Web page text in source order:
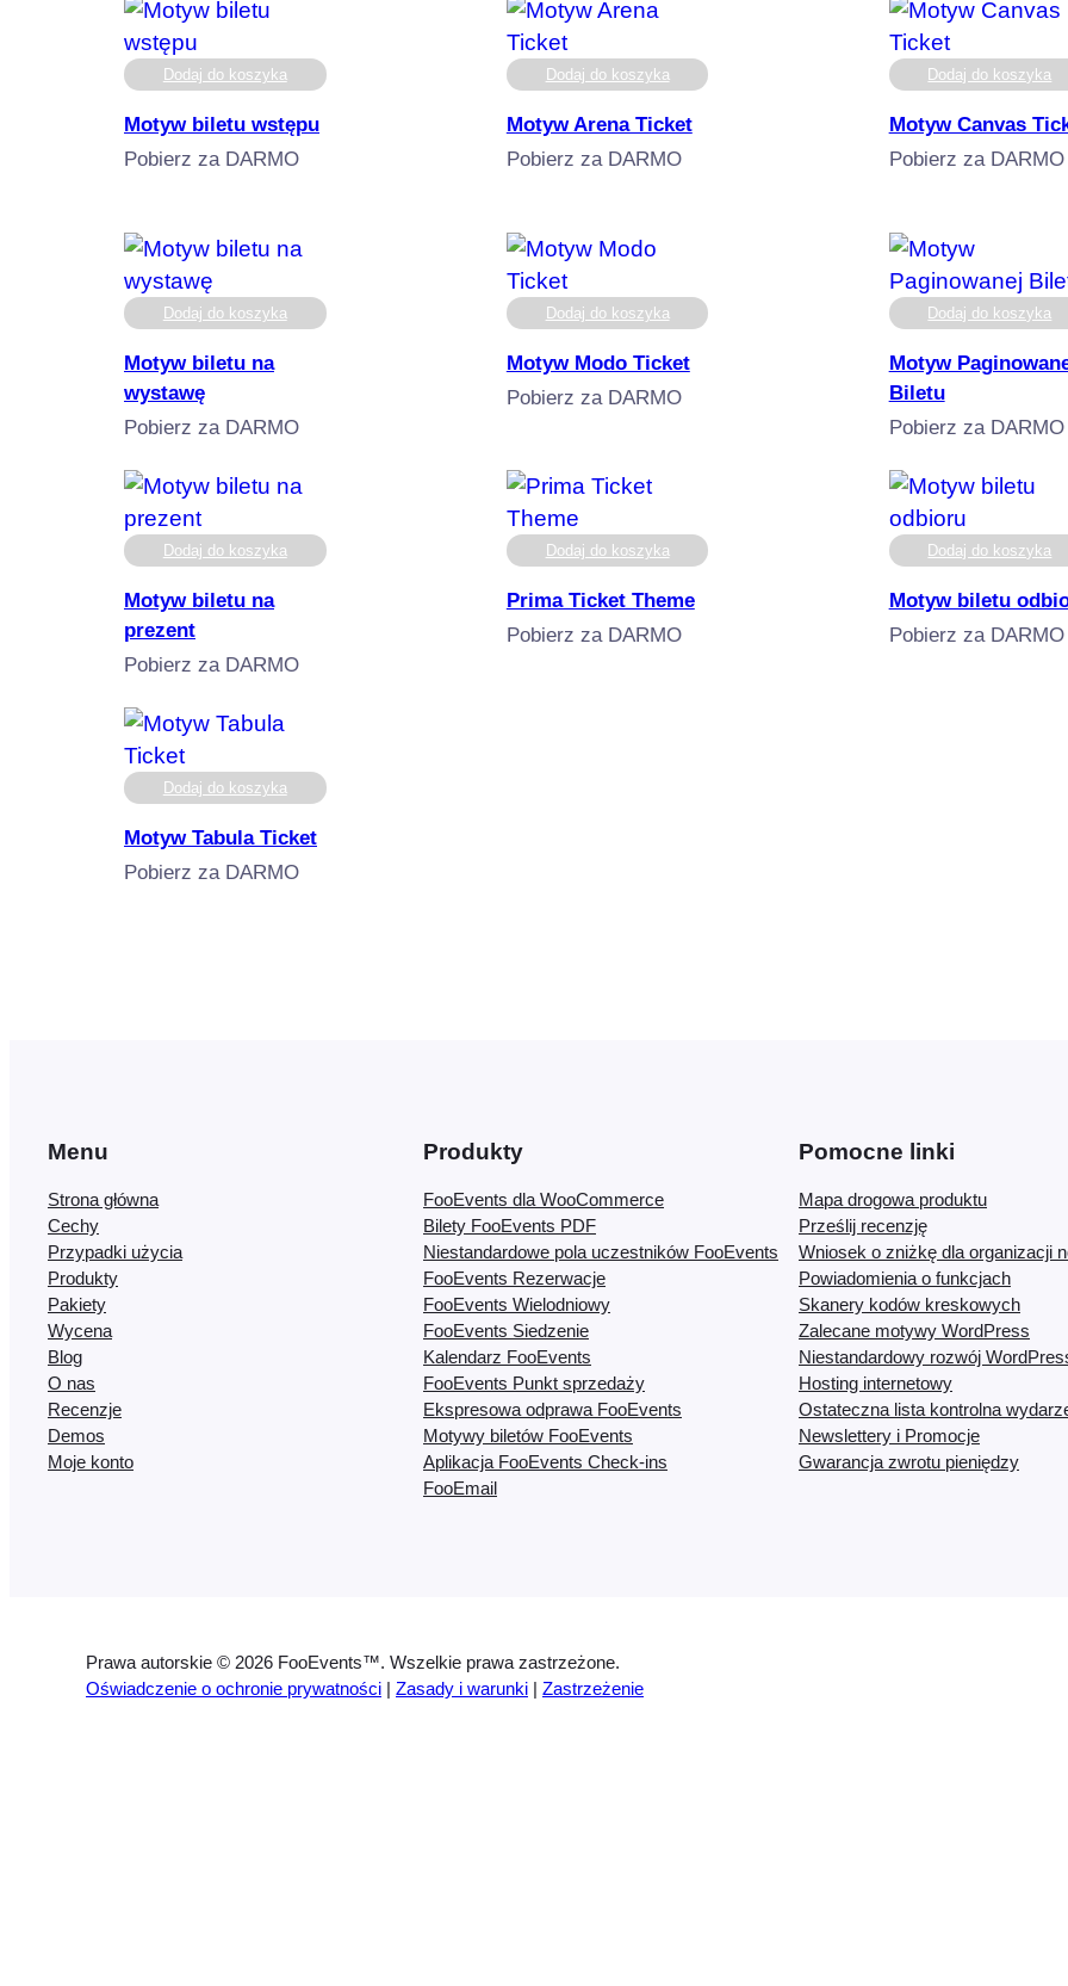
Dodaj do koszyka
Motyw biletu wstępu
Pobierz za DARMO
Dodaj do koszyka
Motyw Arena Ticket
Pobierz za DARMO
Dodaj do koszyka
Motyw Canvas
Pobierz za DARMO
Dodaj do koszyka
Motyw biletu na
wystawę
Pobierz za DARMO
Dodaj do koszyka
Motyw Modo Ticket
Pobierz za DARMO
Dodaj do koszyka
Motyw
Biletu
Pobierz za DARMO
Dodaj do koszyka
Motyw biletu na
prezent
Pobierz za DARMO
Dodaj do koszyka
Prima Ticket Theme
Pobierz za DARMO
Dodaj do koszyka
Motyw biletu
Pobierz za DARMO
Dodaj do koszyka
Motyw Tabula Ticket
Pobierz za DARMO
Menu
Strona główna
Cechy
Przypadki użycia
Produkty
Pakiety
Wycena
Blog
O nas
Recenzje
Demos
Moje konto
Produkty
FooEvents dla WooCommerce
Bilety FooEvents PDF
Niestandardowe pola uczestników FooEvents
FooEvents Rezerwacje
FooEvents Wielodniowy
FooEvents Siedzenie
Kalendarz FooEvents
FooEvents Punkt sprzedaży
Ekspresowa odprawa FooEvents
Motywy biletów FooEvents
Aplikacja FooEvents Check-ins
FooEmail
Pomocne linki
Mapa drogowa produktu
Prześlij recenzję
Wniosek o zniżkę dla organizacji
Powiadomienia o funkcjach
Skanery kodów kreskowych
Zalecane motywy WordPress
Niestandardowy rozwój
Hosting internetowy
Ostateczna lista kontrolna
Newslettery i Promocje
Gwarancja zwrotu pieniędzy
Prawa autorskie © 2026 FooEvents™. Wszelkie prawa zastrzeżone.
Oświadczenie o ochronie prywatności | Zasady i warunki | Zastrzeżenie